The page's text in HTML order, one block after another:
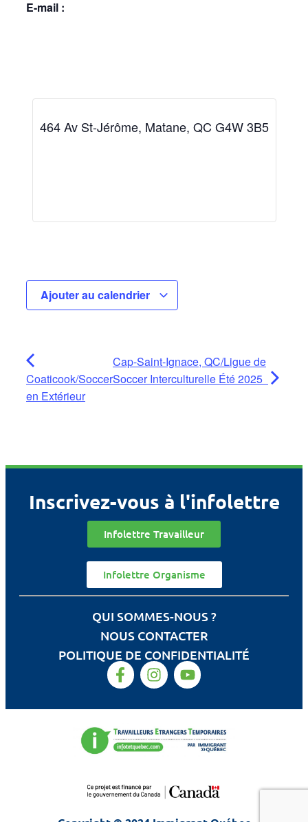
E-mail :
464 Av St-Jérôme, Matane, QC G4W 3B5
Ajouter au calendrier
Coaticook/Soccer
en Extérieur
Cap-Saint-Ignace, QC/Ligue de
Soccer Interculturelle Été 2025
Inscrivez-vous à l'infolettre
Infolettre Travailleur
Infolettre Organisme
QUI SOMMES-NOUS ?
NOUS CONTACTER
POLITIQUE DE CONFIDENTIALITÉ